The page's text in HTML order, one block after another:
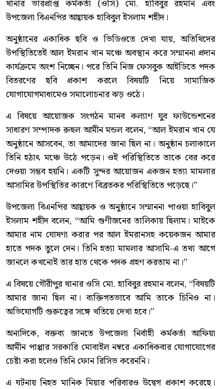
থানার ভারপ্রাপ্ত কর্মকর্তা (ওসি) মো. হাবিবুর রহমান এবং
উপজেলা বিএনপির আহ্বায়ক হাবিবুল ইসলাম শহীদ।
অনুষ্ঠানের একাধিক ছবি ও ভিডিওতে দেখা যায়, অতিথিদের
উপস্থিতিতেই আল ইমরান খান মঞ্চে অবস্থান করে সম্মাননা প্রদান
কার্যক্রমে অংশ নিচ্ছেন। পরে তিনি নিজ ফেসবুক আইডিতে পদক
বিতরণের ছবি প্রকাশ করলে বিষয়টি নিয়ে সামাজিক
যোগাযোগমাধ্যমেও সমালোচনার ঝড় ওঠে।
এ বিষয়ে আয়োজক সংগঠন মানব কল্যাণ যুব ফাউন্ডেশনের
সাধারণ সম্পাদক রুহুল আমীন মন্ডল বলেন, “আল ইমরান খান যে
অনুষ্ঠানে আসবেন, তা আমাদের জানা ছিল না। অনুষ্ঠান চলাকালে
তিনি হঠাৎ মঞ্চে উঠে পড়েন। ওই পরিস্থিতিতে তাকে বের করে
দেওয়া সম্ভব হয়নি। একটি সুন্দর আয়োজন একজন হত্যা মামলার
আসামির উপস্থিতির কারণে বিব্রতকর পরিস্থিতিতে পড়েছে।”
উপজেলা বিএনপির আহ্বায়ক ও অনুষ্ঠানে সম্মাননা পাওয়া হাবিবুল
ইসলাম শহীদ বলেন, “আমি গুণীজনের তালিকায় ছিলাম। মাইকে
আমার নাম ঘোষণা করার পর আল ইমরানসহ কয়েকজন আমার
হাতে পদক তুলে দেন। তিনি হত্যা মামলার আসামি-এ তথ্য আগে
জানলে কখনোই তার হাত থেকে পদক গ্রহণ করতাম না।”
এ বিষয়ে গৌরীপুর থানার ওসি মো. হাবিবুর রহমান বলেন, “বিষয়টি
আমার জানা ছিল না। ব্যক্তিগতভাবে আমি তাকে চিনিও না।
অভিযোগটি গুরুত্বের সঙ্গে খতিয়ে দেখা হবে।”
অন্যদিকে, বক্তব্য জানতে উপজেলা নির্বাহী কর্মকর্তা আফিয়া
আমীন পাপ্পার সরকারি মোবাইল নম্বরে একাধিকবার যোগাযোগের
চেষ্টা করা হলেও তিনি ফোন রিসিভ করেননি।
এ ঘটনায় নিহত মানিক মিয়ার পরিবারও উদ্বেগ প্রকাশ করেছে।